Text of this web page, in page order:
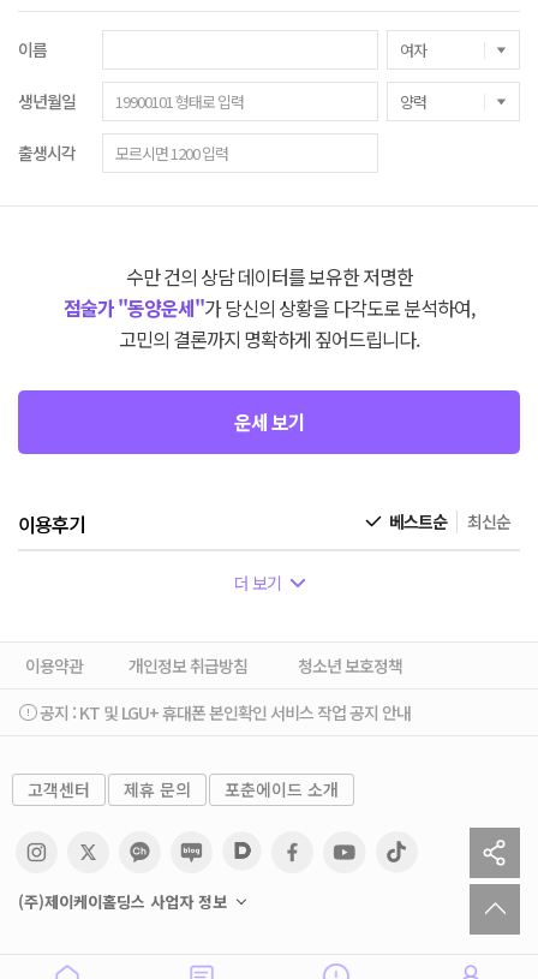
이름
생년월일
출생시각
수만 건의 상담 데이터를 보유한 저명한
점술가 "동양운세"가 당신의 상황을 다각도로 분석하여,
고민의 결론까지 명확하게 짚어드립니다.
운세 보기
이용후기 베스트순 최신순
더 보기
이용약관 개인정보 취급방침
청소년 보호정책
공지 : KT 및 LGU+ 휴대폰 본인확인 서비스 작업 공지 안내
고객센터 제휴 문의 포춘에이드 소개
(주)제이케이홀딩스 사업자 정보